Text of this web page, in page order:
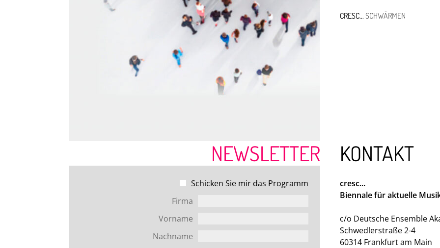
CRESC... BIENNALE FÜR AKTUELLE
NEWSLETTER
Schicken Sie mir das Programm
Firma
Vorname
Nachname
CRESC... SCHWÄRMEN
KONTAKT
cresc...
Biennale für aktuelle
c/o Deutsche Ensemble
Schwedlerstraße 2-4
60314 Frankfurt am Main